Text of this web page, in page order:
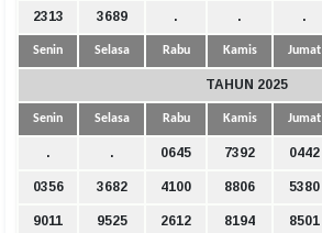
2313 3689 . . .
Senin Selasa Rabu Kamis Jumat
TAHUN 2025
Senin Selasa Rabu Kamis Jumat
. . 0645 7392 0442
0356 3682 4100 8806 5380
9011 9525 2612 8194 8501